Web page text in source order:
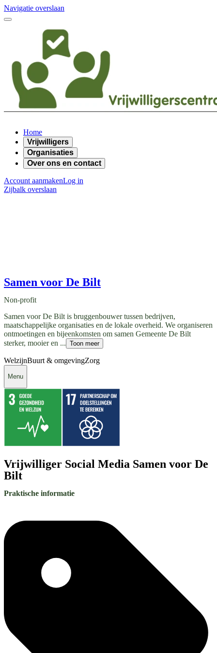
Navigatie overslaan
Home
Vrijwilligers
Organisaties
Over ons en contact
Account aanmakenLog in
Zijbalk overslaan
Samen voor De Bilt
Non-profit
Samen voor De Bilt is bruggenbouwer tussen bedrijven,
maatschappelijke organisaties en de lokale overheid. We organiseren
ontmoetingen en bijeenkomsten om samen Gemeente De Bilt
sterker, mooier en ... Toon meer
WelzijnBuurt & omgevingZorg
Menu
Vrijwilliger Social Media Samen voor De
Bilt
Praktische informatie